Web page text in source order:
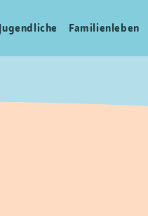
Familien­leben